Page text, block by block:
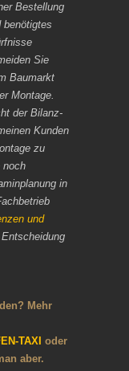
Bestellung
benötigtes
Sie
Baumarkt
Montage.
der Bilanz-
Kunden
zu
noch
in
und
Mehr
TAXI oder
aber.